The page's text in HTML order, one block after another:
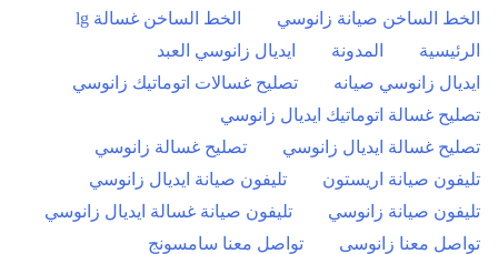
الخط الساخن صيانة زانوسي
الخط الساخن غسالة lg
الرئيسية
المدونة
ايديال زانوسي العبد
ايديال زانوسي صيانه
تصليح غسالات اتوماتيك زانوسي
تصليح غسالة اتوماتيك ايديال زانوسي
تصليح غسالة ايديال زانوسي
تصليح غسالة زانوسي
تليفون صيانة اريستون
تليفون صيانة ايديال زانوسي
تليفون صيانة زانوسي
تليفون صيانة غسالة ايديال زانوسي
تواصل معنا زانوسى
تواصل معنا سامسونج